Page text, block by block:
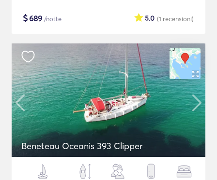
$689 /notte (1 recensioni)
5.0
Beneteau Oceanis 393 Clipper